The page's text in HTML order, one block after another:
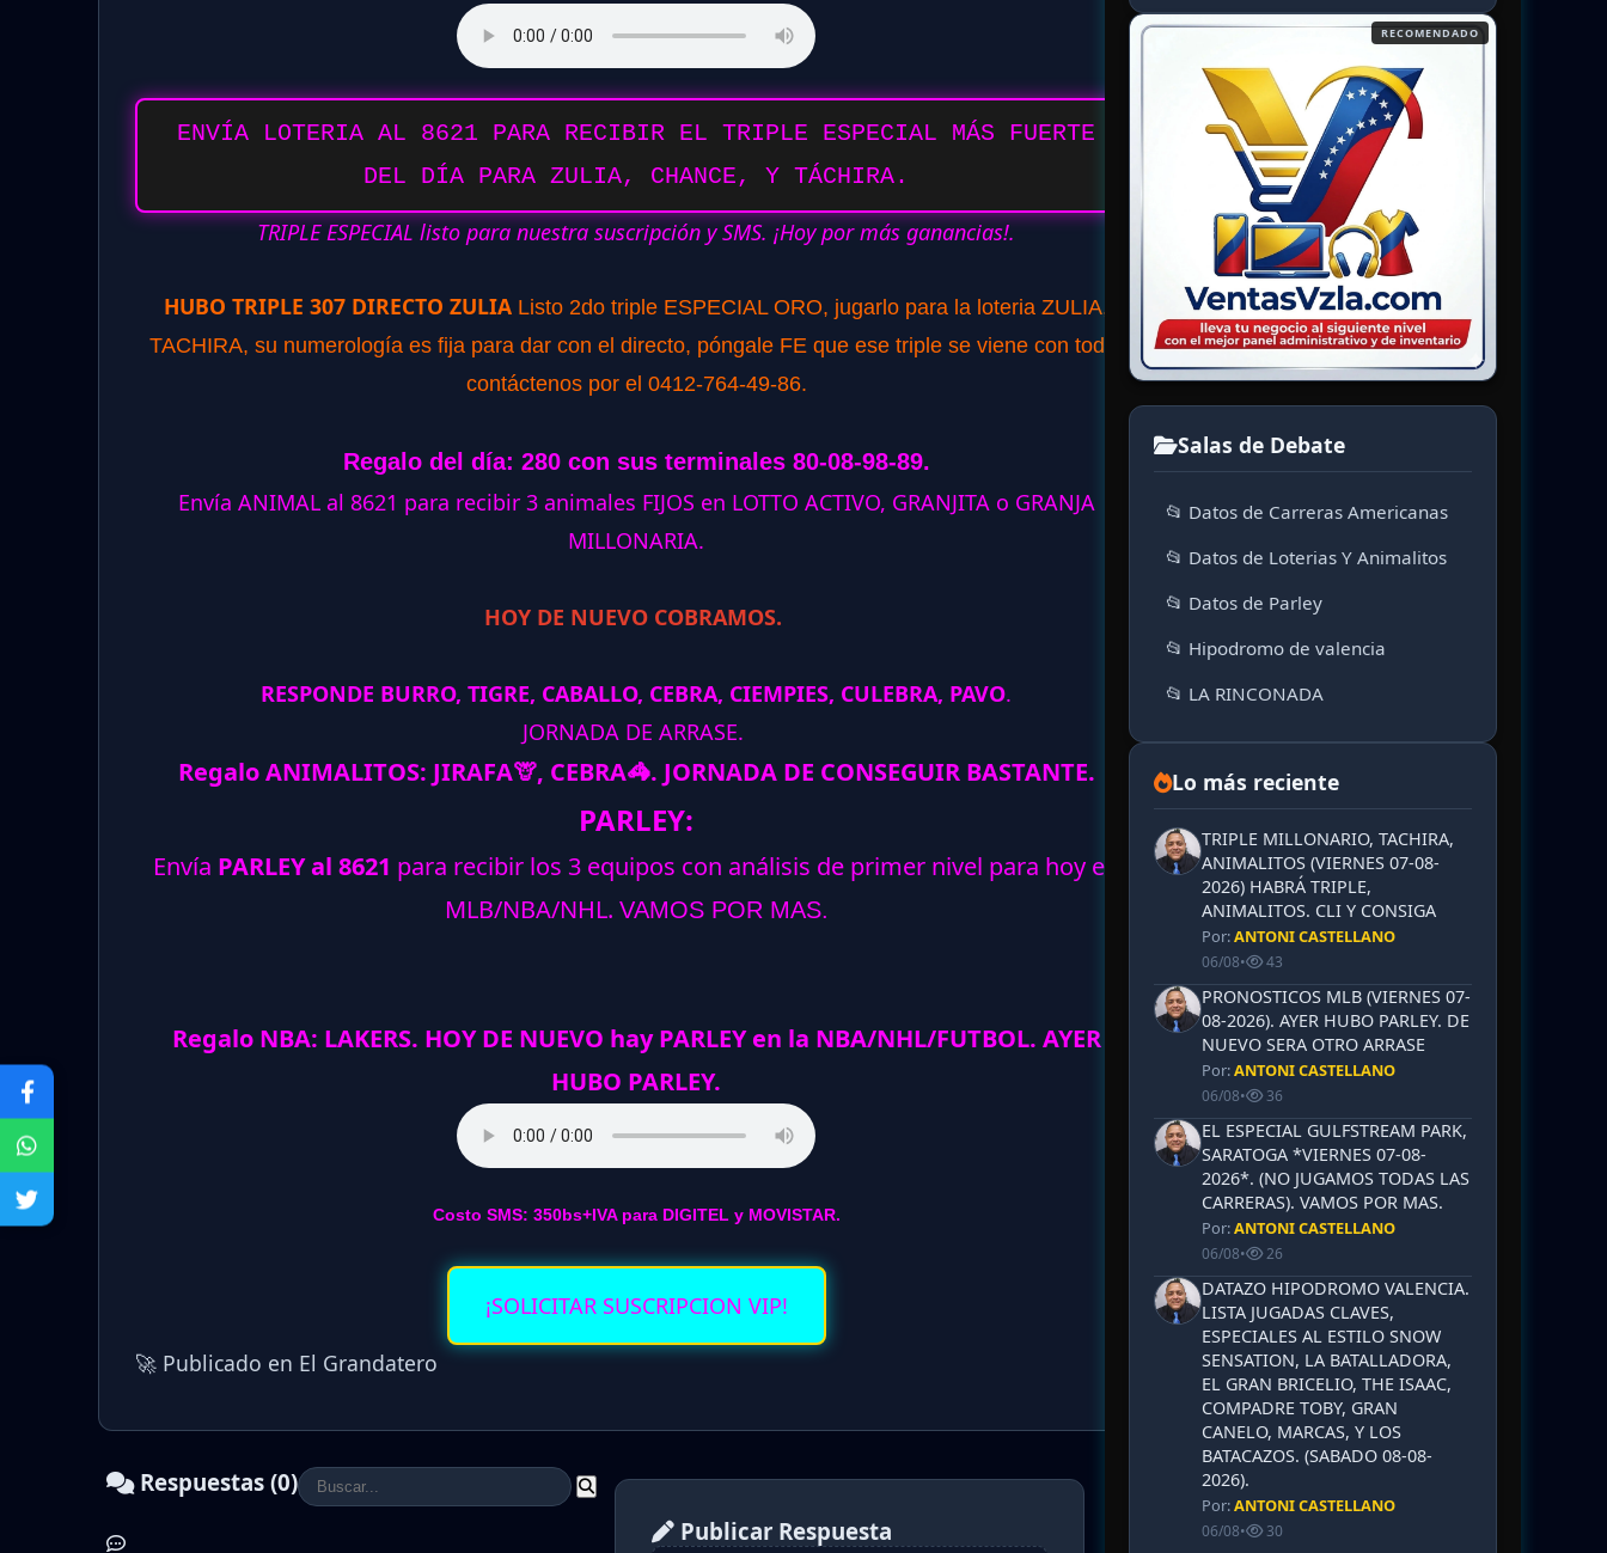
ENVÍA LOTERIA AL 8621 PARA RECIBIR EL TRIPLE ESPECIAL MÁS FUERTE
DEL DÍA PARA ZULIA, CHANCE, Y TÁCHIRA.
TRIPLE ESPECIAL listo para nuestra suscripción y SMS. ¡Hoy por más ganancias!.
HUBO TRIPLE 307 DIRECTO ZULIA Listo 2do triple ESPECIAL ORO, jugarlo para la loteria ZULIA,
TACHIRA, su numerología es fija para dar con el directo, póngale FE que ese triple se viene con todo,
contáctenos por el 0412-764-49-86.
Regalo del día: 280 con sus terminales 80-08-98-89.
Envía ANIMAL al 8621 para recibir 3 animales FIJOS en LOTTO ACTIVO, GRANJITA o GRANJA
MILLONARIA.
HOY DE NUEVO COBRAMOS.
RESPONDE BURRO, TIGRE, CABALLO, CEBRA, CIEMPIES, CULEBRA, PAVO.
JORNADA DE ARRASE.
Regalo ANIMALITOS: JIRAFA🦒, CEBRA🦓. JORNADA DE CONSEGUIR BASTANTE.
PARLEY:
Envía PARLEY al 8621 para recibir los 3 equipos con análisis de primer nivel para hoy en
MLB/NBA/NHL. VAMOS POR MAS.
Regalo NBA: LAKERS. HOY DE NUEVO hay PARLEY en la NBA/NHL/FUTBOL. AYER
HUBO PARLEY.
Costo SMS: 350bs+IVA para DIGITEL y MOVISTAR.
¡SOLICITAR SUSCRIPCION VIP!
🚀 Publicado en El Grandatero
Respuestas (0)
Publicar Respuesta
RECOMENDADO
Salas de Debate
📂 Datos de Carreras Americanas
📂 Datos de Loterias Y Animalitos
📂 Datos de Parley
📂 Hipodromo de valencia
📂 LA RINCONADA
Lo más reciente
TRIPLE MILLONARIO, TACHIRA,
ANIMALITOS (VIERNES 07-08-
2026) HABRÁ TRIPLE,
ANIMALITOS. CLI Y CONSIGA
Por:ANTONI CASTELLANO
06/08• 43
PRONOSTICOS MLB (VIERNES 07-
08-2026). AYER HUBO PARLEY. DE
NUEVO SERA OTRO ARRASE
Por:ANTONI CASTELLANO
06/08• 36
EL ESPECIAL GULFSTREAM PARK,
SARATOGA *VIERNES 07-08-
2026*. (NO JUGAMOS TODAS LAS
CARRERAS). VAMOS POR MAS.
Por:ANTONI CASTELLANO
06/08• 26
DATAZO HIPODROMO VALENCIA.
LISTA JUGADAS CLAVES,
ESPECIALES AL ESTILO SNOW
SENSATION, LA BATALLADORA,
EL GRAN BRICELIO, THE ISAAC,
COMPADRE TOBY, GRAN
CANELO, MARCAS, Y LOS
BATACAZOS. (SABADO 08-08-
2026).
Por:ANTONI CASTELLANO
06/08• 30